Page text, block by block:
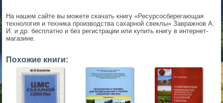
На нашем сайте вы можете скачать книгу «Ресурсосберегающая
технология и техника производства сахарной свеклы» Завражнов А.
И. и др. бесплатно и без регистрации или купить книгу в интернет-
магазине.
Похожие книги:
▼